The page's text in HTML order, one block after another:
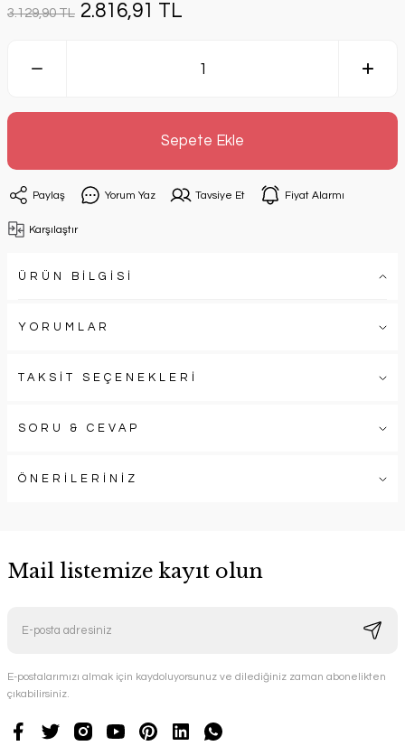
3.129,90 TL 2.816,91 TL
Sepete Ekle
Paylaş Yorum Yaz Tavsiye Et Fiyat Alarmı
Karşılaştır
ÜRÜN BİLGİSİ
YORUMLAR
TAKSİT SEÇENEKLERİ
SORU & CEVAP
ÖNERİLERİNİZ
Mail listemize kayıt olun
E-postalarımızı almak için kaydoluyorsunuz ve dilediğiniz zaman abonelikten
çıkabilirsiniz.